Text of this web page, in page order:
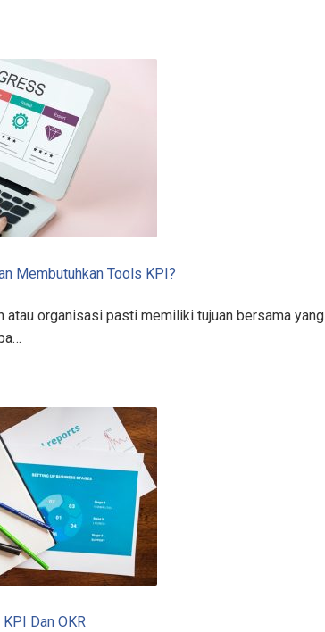
Membutuhkan Tools KPI?
atau organisasi pasti memiliki tujuan bersama
Dan OKR